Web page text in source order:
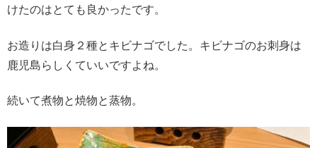
けたのはとても良かったです。
お造りは白身２種とキビナゴでした。キビナゴのお刺身は
鹿児島らしくていいですよね。
続いて煮物と焼物と蒸物。